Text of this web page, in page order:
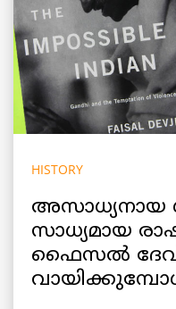
HISTORY
അസാധ്യനായ
സാധ്യമായ
ഫൈസൽ